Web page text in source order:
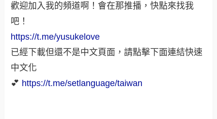
歡迎加入我的頻道啊！會在那推播，快點來找我
吧！
https://t.me/yusukelove
已經下載但還不是中文頁面，請點擊下面連結快速
中文化
💕 https://t.me/setlanguage/taiwan‬